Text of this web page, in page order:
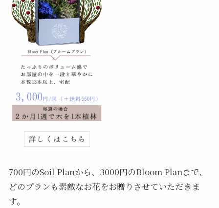
700円のSoil Planから、3000円のBloom Planまで、
どのプランも素敵なお花をお贈りさせていただきま
す。